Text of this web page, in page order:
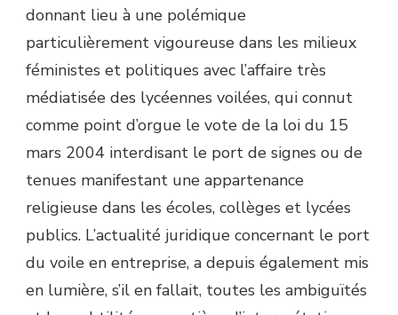
donnant lieu à une polémique
particulièrement vigoureuse dans les milieux
féministes et politiques avec l’affaire très
médiatisée des lycéennes voilées, qui connut
comme point d’orgue le vote de la loi du 15
mars 2004 interdisant le port de signes ou de
tenues manifestant une appartenance
religieuse dans les écoles, collèges et lycées
publics. L’actualité juridique concernant le port
du voile en entreprise, a depuis également mis
en lumière, s’il en fallait, toutes les ambiguïtés